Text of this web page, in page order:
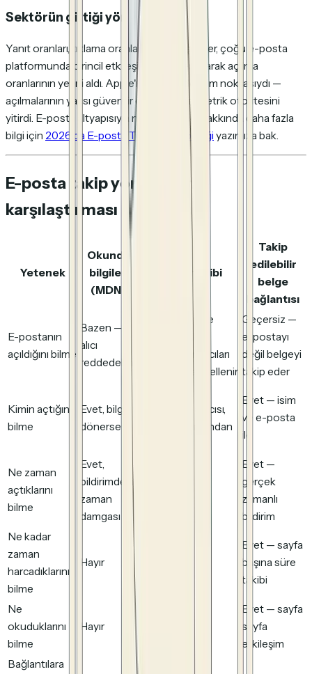
Sektörün gittiği yön
Yanıt oranları, tıklama oranları ve dönüşümler, çoğu e-posta
platformunda birincil etkileşim metrikleri olarak açılma
oranlarının yerini aldı. Apple'ın MPP'si dönüm noktasıydı —
açılmalarının yarısı güvenilir olmadığında, metrik otoritesini
yitirdi. E-posta altyapısıyla neler değiştiği hakkında daha fazla
bilgi için 2026'da E-posta Teslim Edilebilirliği yazımıza bak.
E-posta takip yöntemleri
karşılaştırması
Yetenek
Okundu
bilgileri
(MDN)
Piksel takibi
Takip
edilebilir
belge
bağlantısı
E-postanın
açıldığını bilme
Bazen —
alıcı
reddedebilir
Bazen — Apple
güvenlik tarayıcıları
tarafından engellenir
Geçersiz —
e-postayı
değil belgeyi
takip eder
Kimin açtığını
bilme
Evet, bilgi
dönerse
IP/kullanıcı aracısı,
proxy'ler tarafından
Evet — isim
ve e-posta
ile
Ne zaman
açtıklarını
bilme
Evet,
bildirimdeki
zaman
damgası
Evet —
gerçek
zamanlı
bildirim
Ne kadar
zaman
harcadıklarını
bilme
Hayır
Evet — sayfa
başına süre
takibi
Ne
okuduklarını
bilme
Hayır
Evet — sayfa
sayfa
etkileşim
Bağlantılara